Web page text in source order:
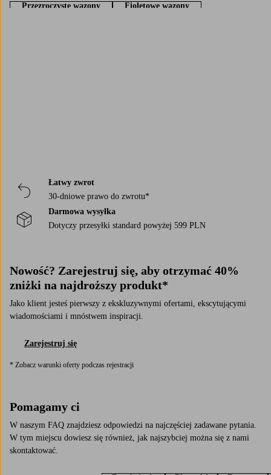
Przezroczyste wazony
Fioletowe wazony
Łatwy zwrot
30-dniowe prawo do zwrotu*
Darmowa wysyłka
Dotyczy przesyłki standard powyżej 599 PLN
Nowość? Zarejestruj się, aby otrzymać 40%
zniżki na najdroższy produkt*
Jako klient jesteś pierwszy z ekskluzywnymi ofertami, ekscytującymi
wiadomościami i mnóstwem inspiracji.
Zarejestruj się
* Zobacz warunki oferty podczas rejestracji
Pomagamy ci
W naszym FAQ znajdziesz odpowiedzi na najczęściej zadawane pytania.
W tym miejscu dowiesz się również, jak najszybciej można się z nami
skontaktować.